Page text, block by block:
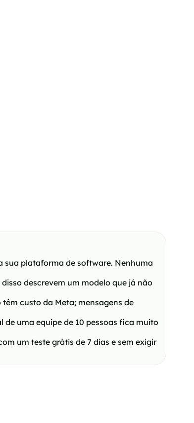
sua plataforma de software. Nenhuma
descrevem um modelo que já não
custo da Meta; mensagens de
uma equipe de 10 pessoas fica muito
um teste grátis de 7 dias e sem exigir